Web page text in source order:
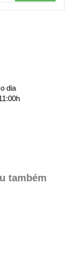
dia
também